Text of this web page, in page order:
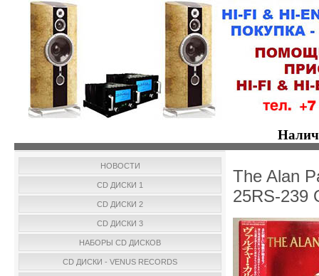
НОВОСТИ
CD ДИСКИ 1
CD ДИСКИ 2
CD ДИСКИ 3
НАБОРЫ CD ДИСКОВ
CD ДИСКИ - VENUS RECORDS
The Alan
25RS-239